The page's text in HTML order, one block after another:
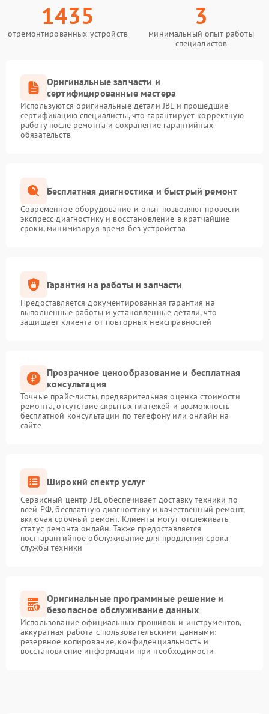
1435
отремонтированных устройств
3
минимальный опыт работы
специалистов
Оригинальные запчасти и
сертифицированные мастера
Используются оригинальные детали JBL и прошедшие
сертификацию специалисты, что гарантирует корректную
работу после ремонта и сохранение гарантийных
обязательств
Бесплатная диагностика и быстрый ремонт
Современное оборудование и опыт позволяют провести
экспресс-диагностику и восстановление в кратчайшие
сроки, минимизируя время без устройства
Гарантия на работы и запчасти
Предоставляется документированная гарантия на
выполненные работы и установленные детали, что
защищает клиента от повторных неисправностей
Прозрачное ценообразование и бесплатная
консультация
Точные прайс-листы, предварительная оценка стоимости
ремонта, отсутствие скрытых платежей и возможность
бесплатной консультации по телефону или онлайн на
сайте
Широкий спектр услуг
Сервисный центр JBL обеспечивает доставку техники по
всей РФ, бесплатную диагностику и качественный ремонт,
включая срочный ремонт. Клиенты могут отслеживать
статус ремонта онлайн. Также предоставляется
постгарантийное обслуживание для продления срока
службы техники
Оригинальные программные решение и
безопасное обслуживание данных
Использование официальных прошивок и инструментов,
аккуратная работа с пользовательскими данными:
резервное копирование, конфиденциальность и
восстановление информации при необходимости